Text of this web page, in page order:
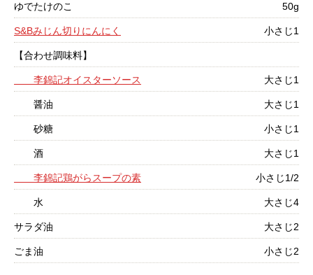
ゆでたけのこ 50g
S&Bみじん切りにんにく 小さじ1
【合わせ調味料】
李錦記オイスターソース 大さじ1
醤油 大さじ1
砂糖 小さじ1
酒 大さじ1
李錦記鶏がらスープの素 小さじ1/2
水 大さじ4
サラダ油 大さじ2
ごま油 小さじ2